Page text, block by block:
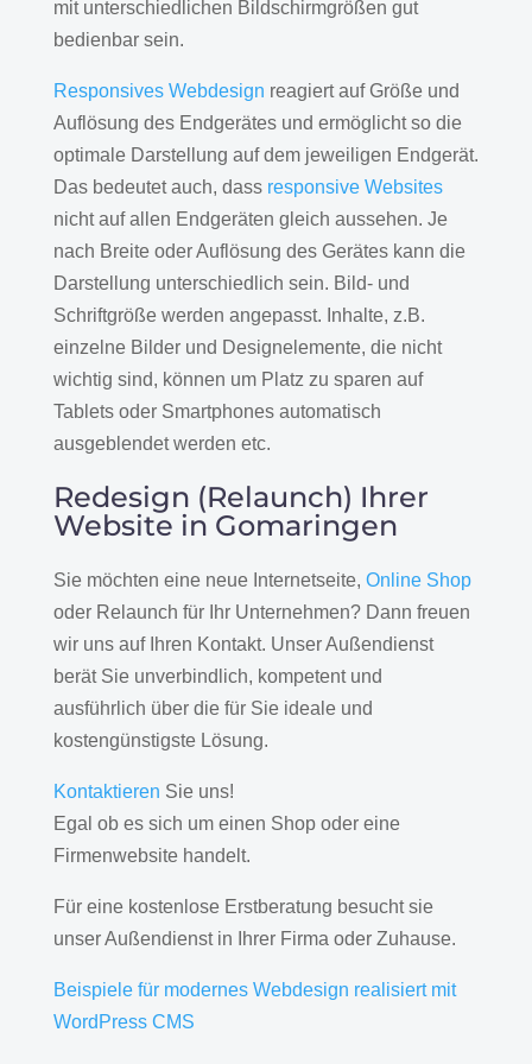
mit unterschiedlichen Bildschirmgrößen gut
bedienbar sein.
Responsives Webdesign reagiert auf Größe und
Auflösung des Endgerätes und ermöglicht so die
optimale Darstellung auf dem jeweiligen Endgerät.
Das bedeutet auch, dass responsive Websites
nicht auf allen Endgeräten gleich aussehen. Je
nach Breite oder Auflösung des Gerätes kann die
Darstellung unterschiedlich sein. Bild- und
Schriftgröße werden angepasst. Inhalte, z.B.
einzelne Bilder und Designelemente, die nicht
wichtig sind, können um Platz zu sparen auf
Tablets oder Smartphones automatisch
ausgeblendet werden etc.
Redesign (Relaunch) Ihrer
Website in Gomaringen
Sie möchten eine neue Internetseite, Online Shop
oder Relaunch für Ihr Unternehmen? Dann freuen
wir uns auf Ihren Kontakt. Unser Außendienst
berät Sie unverbindlich, kompetent und
ausführlich über die für Sie ideale und
kostengünstigste Lösung.
Kontaktieren Sie uns!
Egal ob es sich um einen Shop oder eine
Firmenwebsite handelt.
Für eine kostenlose Erstberatung besucht sie
unser Außendienst in Ihrer Firma oder Zuhause.
Beispiele für modernes Webdesign realisiert mit
WordPress CMS